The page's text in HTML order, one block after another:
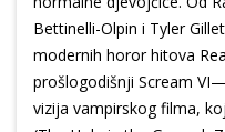
Bettinelli-Olpin i Tyler
modernih horor hitova
prošlogodišnji Scream
vizija vampirskog filma,